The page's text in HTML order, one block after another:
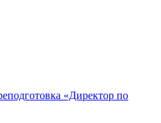
«Директор по